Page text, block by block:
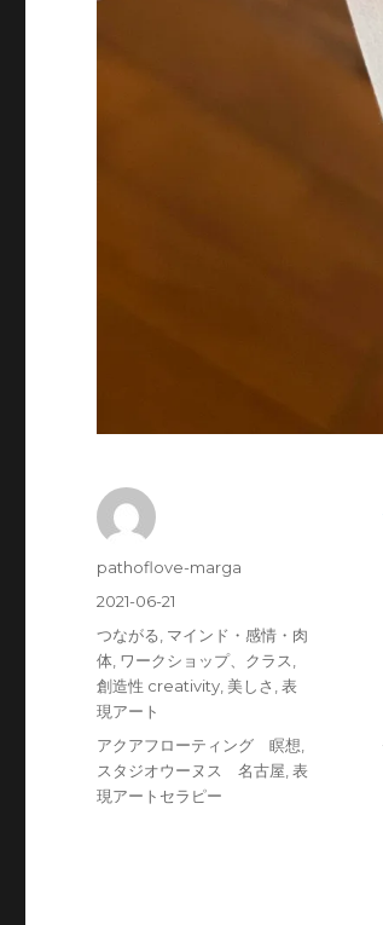
投
pathoflove-marga
投
日:
2021-06-21
カ
テ
ゴ
リ
つながる マインド・感情・肉
体 ワークショップ、クラス
創造性 creativity 美しさ ,表
現アート
タ
グ
アクアフローティング 瞑想
スタジオウーヌス 名古屋 ,表
現アートセラピー